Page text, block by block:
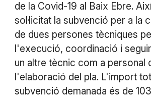
de la Covid-19 al Baix Ebre.
sol·licitat la subvenció per a la
de dues persones tècniques
l'execució, coordinació i
un altre tècnic com a personal
l'elaboració del pla. L'import
subvenció demanada és de